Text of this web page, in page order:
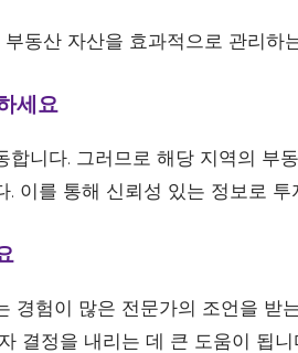
동산 자산을 효과적으로 관리하
세요
합니다. 그러므로 해당 지역의 부
. 이를 통해 신뢰성 있는 정보로
경험이 많은 전문가의 조언을 받
결정을 내리는 데 큰 도움이 됩니